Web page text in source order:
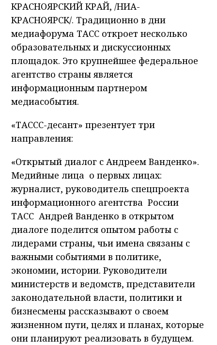
КРАСНОЯРСКИЙ КРАЙ, /НИА-
КРАСНОЯРСК/. Традиционно в дни
медиафорума ТАСС откроет несколько
образовательных и дискуссионных
площадок. Это крупнейшее федеральное
агентство страны является
информационным партнером
медиасобытия.
«ТАССС-десант» презентует три
направления:
«Открытый диалог с Андреем Ванденко».
Медийные лица о первых лицах:
журналист, руководитель спецпроекта
информационного агентства России
ТАСС Андрей Ванденко в открытом
диалоге поделится опытом работы с
лидерами страны, чьи имена связаны с
важными событиями в политике,
экономии, истории. Руководители
министерств и ведомств, представители
законодательной власти, политики и
бизнесмены рассказывают о своем
жизненном пути, целях и планах, которые
они планируют реализовать в будущем.